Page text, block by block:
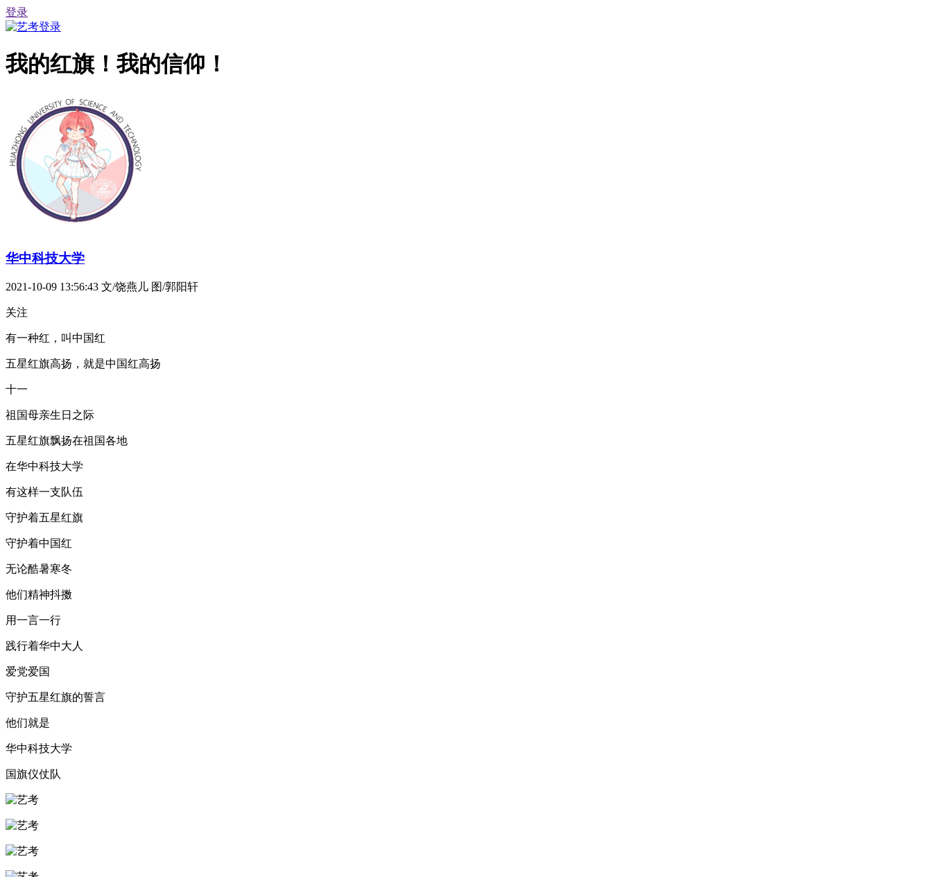
登录
我的红旗！我的信仰！
华中科技大学
2021-10-09 13:56:43 文/饶燕儿 图/郭阳轩
关注
有一种红，叫中国红
五星红旗高扬，就是中国红高扬
十一
祖国母亲生日之际
五星红旗飘扬在祖国各地
在华中科技大学
有这样一支队伍
守护着五星红旗
守护着中国红
无论酷暑寒冬
他们精神抖擞
用一言一行
践行着华中大人
爱党爱国
守护五星红旗的誓言
他们就是
华中科技大学
国旗仪仗队